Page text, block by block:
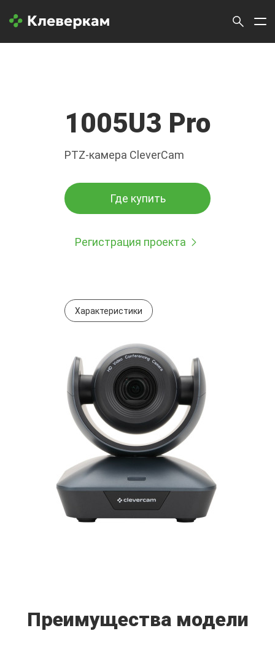
1005U3 Pro
PTZ-камера CleverCam
Где купить
Регистрация проекта
Характеристики
Преимущества модели